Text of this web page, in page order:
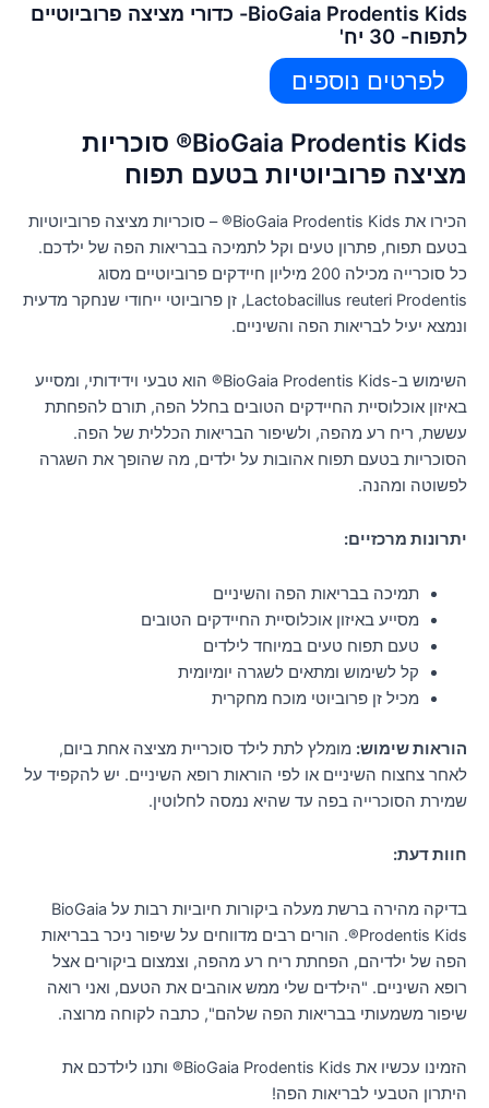
BioGaia Prodentis Kids- כדורי מציצה פרוביוטיים
לתפוח- 30 יח'
לפרטים נוספים
BioGaia Prodentis Kids® סוכריות
מציצה פרוביוטיות בטעם תפוח
הכירו את BioGaia Prodentis Kids® – סוכריות מציצה פרוביוטיות
בטעם תפוח, פתרון טעים וקל לתמיכה בבריאות הפה של ילדכם.
כל סוכרייה מכילה 200 מיליון חיידקים פרוביוטיים מסוג
Lactobacillus reuteri Prodentis, זן פרוביוטי ייחודי שנחקר מדעית
ונמצא יעיל לבריאות הפה והשיניים.
השימוש ב-BioGaia Prodentis Kids® הוא טבעי וידידותי, ומסייע
באיזון אוכלוסיית החיידקים הטובים בחלל הפה, תורם להפחתת
עששת, ריח רע מהפה, ולשיפור הבריאות הכללית של הפה.
הסוכריות בטעם תפוח אהובות על ילדים, מה שהופך את השגרה
לפשוטה ומהנה.
יתרונות מרכזיים:
תמיכה בבריאות הפה והשיניים
מסייע באיזון אוכלוסיית החיידקים הטובים
טעם תפוח טעים במיוחד לילדים
קל לשימוש ומתאים לשגרה יומיומית
מכיל זן פרוביוטי מוכח מחקרית
הוראות שימוש: מומלץ לתת לילד סוכריית מציצה אחת ביום,
לאחר צחצוח השיניים או לפי הוראות רופא השיניים. יש להקפיד על
שמירת הסוכרייה בפה עד שהיא נמסה לחלוטין.
חוות דעת:
בדיקה מהירה ברשת מעלה ביקורות חיוביות רבות על BioGaia
Prodentis Kids®. הורים רבים מדווחים על שיפור ניכר בבריאות
הפה של ילדיהם, הפחתת ריח רע מהפה, וצמצום ביקורים אצל
רופא השיניים. "הילדים שלי ממש אוהבים את הטעם, ואני רואה
שיפור משמעותי בבריאות הפה שלהם", כתבה לקוחה מרוצה.
הזמינו עכשיו את BioGaia Prodentis Kids® ותנו לילדכם את
היתרון הטבעי לבריאות הפה!